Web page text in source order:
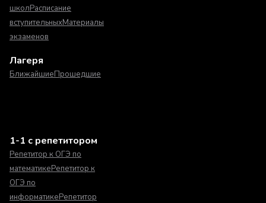
школРасписание
вступительныхМатериалы
экзаменов
Лагеря
БлижайшиеПрошедшие
1-1 с репетитором
Репетитор к ОГЭ по
математикеРепетитор к
ОГЭ по
информатикеРепетитор